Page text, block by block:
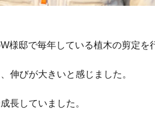
様邸で毎年している植木の剪定を
伸びが大きいと感じました。
長していました。